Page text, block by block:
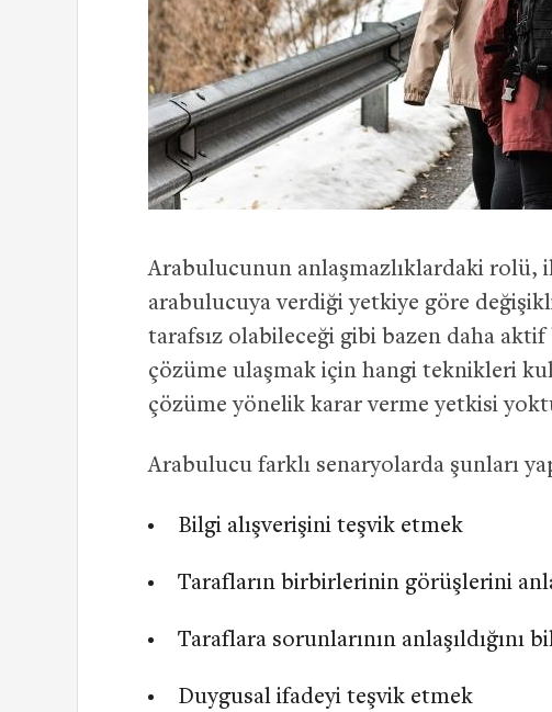
Arabulucunun anlaşmazlıklardaki rolü,
arabulucuya verdiği yetkiye göre
tarafsız olabileceği gibi bazen daha
çözüme ulaşmak için hangi teknikleri
çözüme yönelik karar verme yetkisi
Arabulucu farklı senaryolarda şunları
Bilgi alışverişini teşvik etmek
Tarafların birbirlerinin görüşlerini
Taraflara sorunlarının anlaşıldığını
Duygusal ifadeyi teşvik etmek